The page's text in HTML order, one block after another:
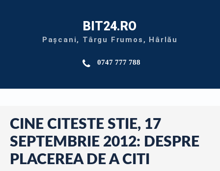
BIT24.RO
Pașcani, Târgu Frumos, Hârlău
0747 777 788
CINE CITESTE STIE, 17
SEPTEMBRIE 2012: DESPRE
PLACEREA DE A CITI